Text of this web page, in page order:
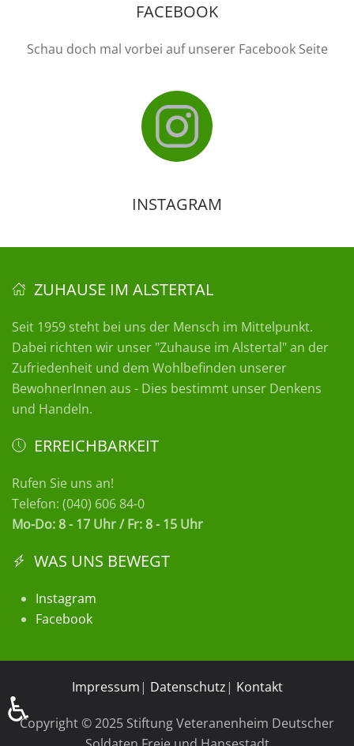
FACEBOOK
Schau doch mal vorbei auf unserer Facebook Seite
INSTAGRAM
ZUHAUSE IM ALSTERTAL
Seit 1959 steht bei uns der Mensch im Mittelpunkt.
Dabei richten wir unser "Zuhause im Alstertal" an der
Zufriedenheit und dem Wohlbefinden unserer
BewohnerInnen aus - Dies bestimmt unser Denkens
und Handeln.
ERREICHBARKEIT
Rufen Sie uns an!
Telefon: (040) 606 84-0
Mo-Do: 8 - 17 Uhr / Fr: 8 - 15 Uhr
WAS UNS BEWEGT
Instagram
Facebook
Impressum| Datenschutz| Kontakt
Copyright © 2025 Stiftung Veteranenheim Deutscher